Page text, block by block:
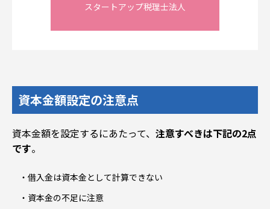
スタートアップ税理士法人
資本金額設定の注意点
資本金額を設定するにあたって、 注意すべきは下記の2点
です。
借入金は資本金として計算できない
資本金の不足に注意